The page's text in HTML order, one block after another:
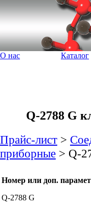
О нас Каталог
Q-2788 G
Прайс-лист >
приборные > Q-
Номер или доп.
Q-2788 G